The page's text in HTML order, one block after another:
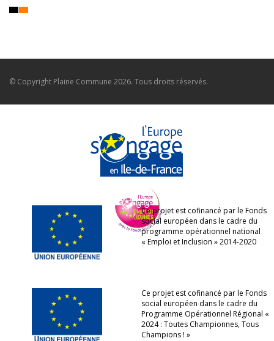
© Copyright Plaine Commune 2026. Tous droits réservés.
Ce projet est cofinancé par le Fonds
social européen dans le cadre du
programme opérationnel national
« Emploi et Inclusion » 2014-2020
Ce projet est cofinancé par le Fonds
social européen dans le cadre du
Programme Opérationnel Régional «
2024 : Toutes Championnes, Tous
Champions ! »